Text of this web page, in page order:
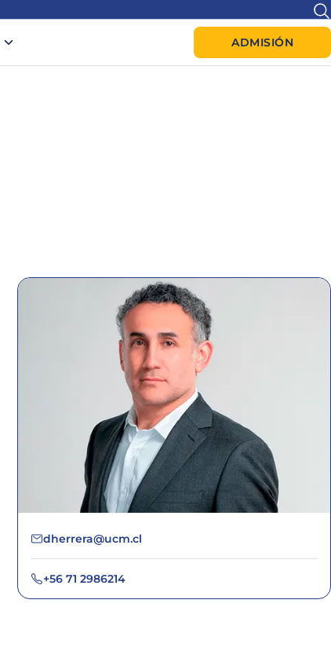
ADMISIÓN
dherrera@ucm.cl
+56 71 2986214